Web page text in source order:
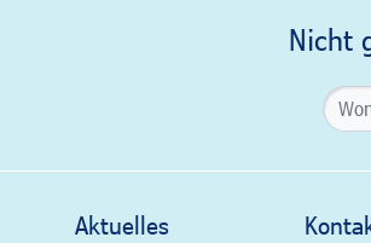
Nicht
Aktuelles